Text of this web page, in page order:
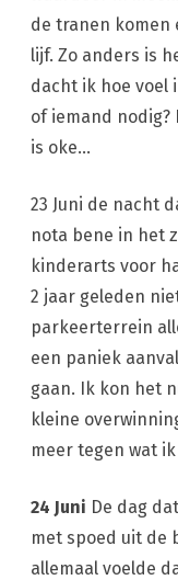
de tranen komen
lijf. Zo anders is
dacht ik hoe voel
of iemand
is oke…
23 Juni de nacht
nota bene in het
kinderarts voor
2 jaar geleden
parkeerterrein
een paniek
gaan. Ik kon het
kleine
meer tegen wat
24 Juni De dag
met spoed uit de
allemaal voelde